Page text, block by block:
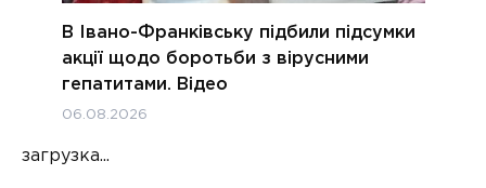
В Івано-Франківську підбили підсумки
акції щодо боротьби з вірусними
гепатитами. Відео
06.08.2026
загрузка...